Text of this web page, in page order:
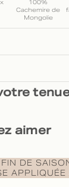
100%
Cachemire de
Mongolie
aimer
DE
APPLIQUÉE